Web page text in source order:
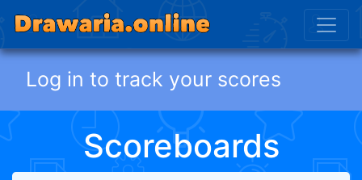
Log in to track your scores
Scoreboards